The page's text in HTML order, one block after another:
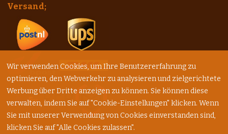
Versand;
Wir verwenden Cookies, um Ihre Benutzererfahrung zu
optimieren, den Webverkehr zu analysieren und zielgerichtete
Werbung über Dritte anzeigen zu können. Sie können diese
verwalten, indem Sie auf "Cookie-Einstellungen" klicken. Wenn
Sie mit unserer Verwendung von Cookies einverstanden sind,
klicken Sie auf "Alle Cookies zulassen".